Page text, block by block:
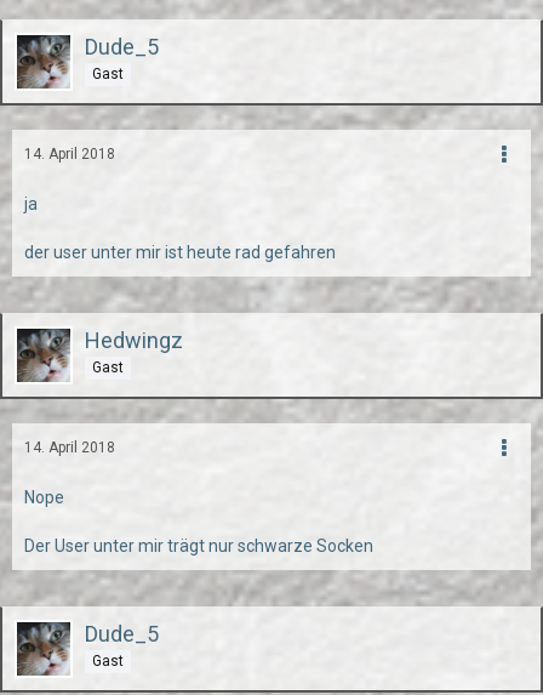
Dude_5
Gast
14. April 2018
ja
der user unter mir ist heute rad gefahren
Hedwingz
Gast
14. April 2018
Nope
Der User unter mir trägt nur schwarze Socken
Dude_5
Gast